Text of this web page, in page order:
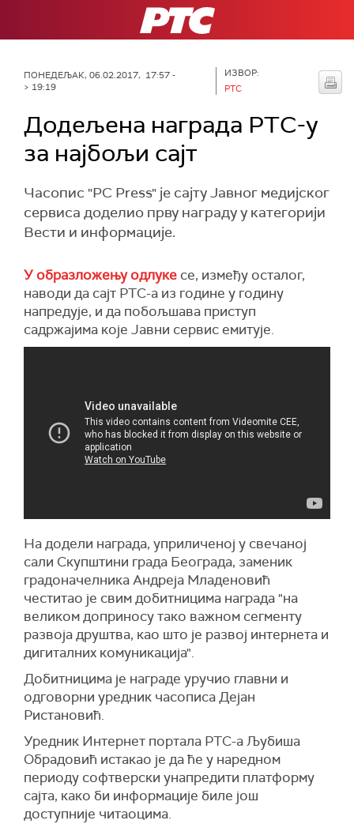
РТС
ПОНЕДЕЉАК, 06.02.2017, 17:57 -
> 19:19
ИЗВОР:
РТС
Додељена награда РТС-у
за најбољи сајт
Часопис "PC Press" је сајту Јавног медијског
сервиса доделио прву награду у категорији
Вести и информације.
У образложењу одлуке се, између осталог,
наводи да сајт РТС-а из године у годину
напредује, и да побољшава приступ
садржајима које Јавни сервис емитује.
На додели награда, уприличеној у свечаној
сали Скупштини града Београда, заменик
градоначелника Андреја Младеновић
честитао је свим добитницима награда "на
великом доприносу тако важном сегменту
развоја друштва, као што је развој интернета и
дигиталних комуникација".
Добитницима је награде уручио главни и
одговорни уредник часописа Дејан
Ристановић.
Уредник Интернет портала РТС-а Љубиша
Обрадовић истакао је да ће у наредном
периоду софтверски унапредити платформу
сајта, како би информације биле још
доступније читаоцима.